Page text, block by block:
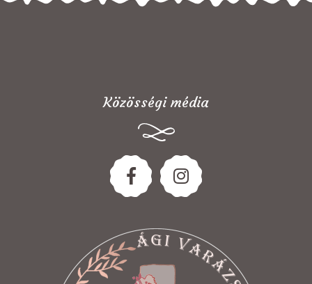
Közösségi média